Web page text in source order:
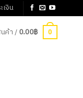
เงิน
ค้า / 0.00฿ 0